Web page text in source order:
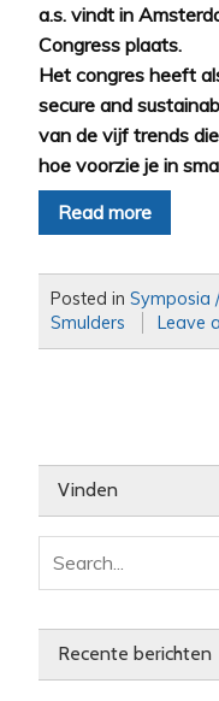
a.s. vindt in
Congress plaats.
Het congres heeft
secure and
van de vijf trends
hoe voorzie je in
Read more
Posted inSymposia
Smulders
Leave
Vinden
Recente berichten